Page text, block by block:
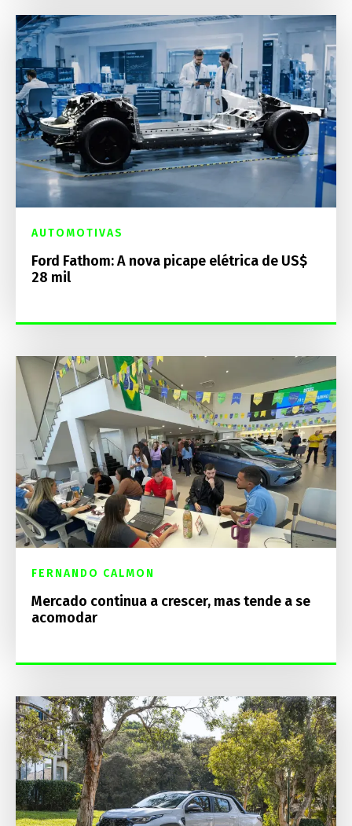
AUTOMOTIVAS
Ford Fathom: A nova picape elétrica de US$
28 mil
FERNANDO CALMON
Mercado continua a crescer, mas tende a se
acomodar